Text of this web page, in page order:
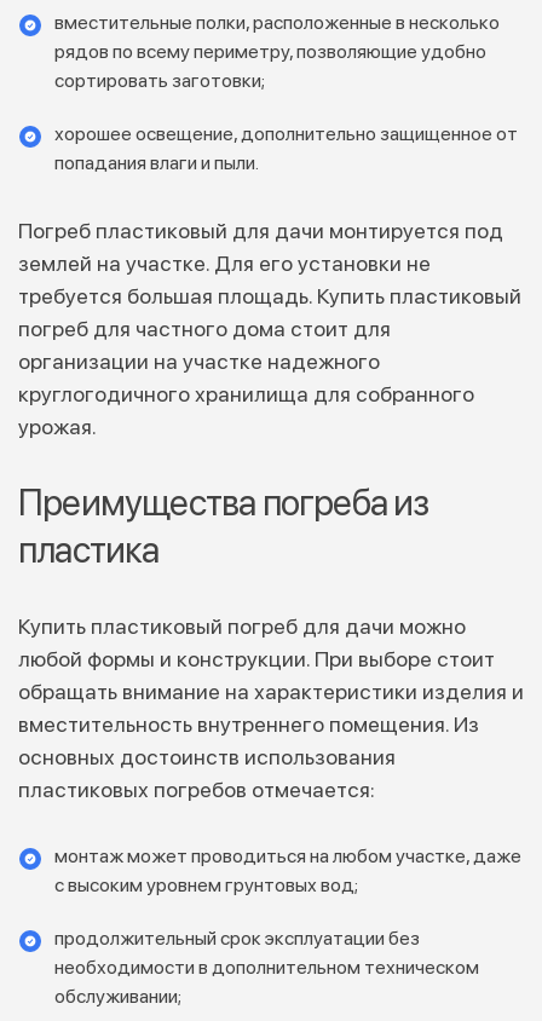
вместительные полки, расположенные в несколько
рядов по всему периметру, позволяющие удобно
сортировать заготовки;
хорошее освещение, дополнительно защищенное от
попадания влаги и пыли.
Погреб пластиковый для дачи монтируется под
землей на участке. Для его установки не
требуется большая площадь. Купить пластиковый
погреб для частного дома стоит для
организации на участке надежного
круглогодичного хранилища для собранного
урожая.
Преимущества погреба из
пластика
Купить пластиковый погреб для дачи можно
любой формы и конструкции. При выборе стоит
обращать внимание на характеристики изделия и
вместительность внутреннего помещения. Из
основных достоинств использования
пластиковых погребов отмечается:
монтаж может проводиться на любом участке, даже
с высоким уровнем грунтовых вод;
продолжительный срок эксплуатации без
необходимости в дополнительном техническом
обслуживании;